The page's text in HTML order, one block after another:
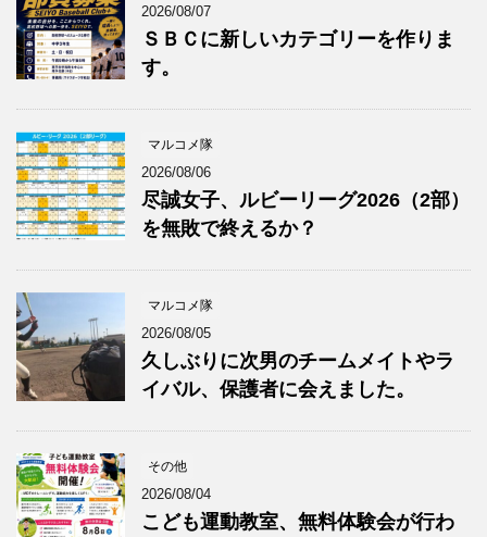
2026/08/07
ＳＢＣに新しいカテゴリーを作りま
す。
マルコメ隊
2026/08/06
尽誠女子、ルビーリーグ2026（2部）
を無敗で終えるか？
マルコメ隊
2026/08/05
久しぶりに次男のチームメイトやラ
イバル、保護者に会えました。
その他
2026/08/04
こども運動教室、無料体験会が行わ